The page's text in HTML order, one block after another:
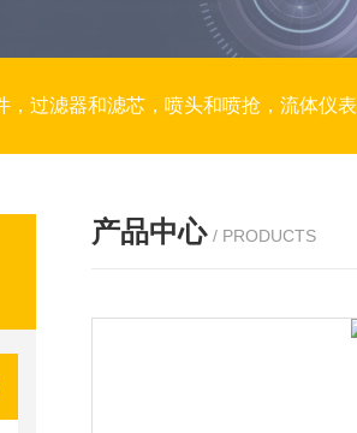
，过滤器和滤芯，喷头和喷抢，流体仪表
产品中心 / PRODUCTS